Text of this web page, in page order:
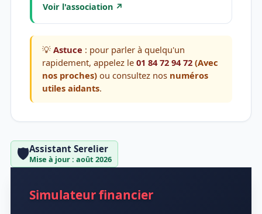
Voir l'association ↗
💡Astuce : pour parler à quelqu'un
rapidement, appelez le01 84 72 94 72 (Avec
nos proches) ou consultez nos numéros
utiles aidants.
🛡️Assistant Serelier
Mise à jour : août 2026
Simulateur financier